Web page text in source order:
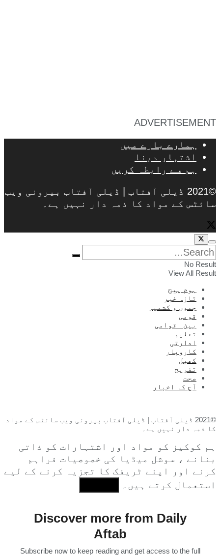
ADVERTISEMENT
ہمارے بارے میں
اشتہار دینا
ہم سے رابطہ کریں
©2021 ڈیلی آفتاب | ڈیلی آفتاب بیرونی ویب
سائٹس کے مواد کا ذمہ دار نہیں ہے۔
No Result
View All Result
ہوم پیج
تازہ خبر
جموں و کشمیر
قومی
بین اقوامی
تعلیم
ادارتی
کاروبار
کھیل
تفریح
صحت
آج کا اخبار
©2021 ڈیلی آفتاب | ڈیلی آفتاب بیرونی ویب سائٹس کے مواد
کا ذمہ دار نہیں ہے۔
ہم کوکیز کو مواد اور اشتہارات کو ذاتی
بنانے ، سوشل میڈیا کی خصوصیات فراہم
کرنے اور اپنے ٹریفک کا تجزیہ کرنے کے لیے
استعمال کرتے ہیں۔
Discover more from Daily
Aftab
Subscribe now to keep reading and get access to the full